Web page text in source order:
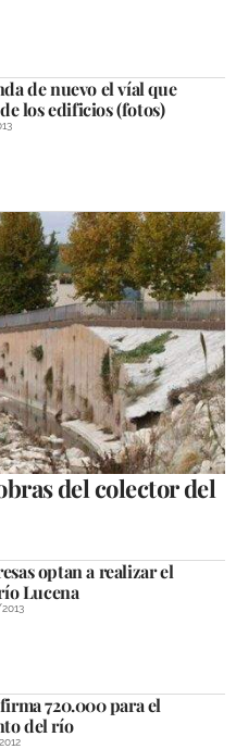
de nuevo el víal que
los edificios (fotos)
del colector del
optan a realizar el
Lucena
720.000 para el
del río